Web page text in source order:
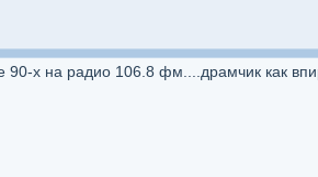
х на радио 106.8 фм....драмчик как